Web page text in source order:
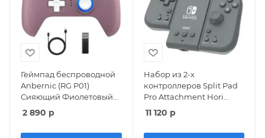
Геймпад беспроводной
Anbernic (RG P01)
Сияющий Фиолетовый
(Radiant Purple)
(Switch/PC/Android/IOS)
2 890 р
Набор из 2-х
контроллеров Split Pad
Pro Attachment Hori
(NSW-426U) (Slate Grey)
Шиферно-серый (Switch)
11 120 р